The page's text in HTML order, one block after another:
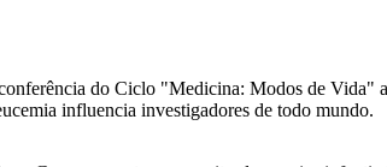
do Ciclo "Medicina: Modos de Vida"
influencia investigadores de todo mundo.